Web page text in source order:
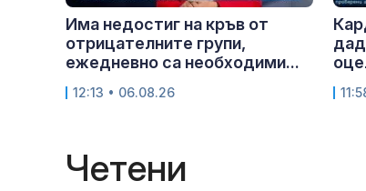
Има недостиг на кръв от
отрицателните групи,
ежедневно са необходими...
12:13 • 06.08.26
Четени